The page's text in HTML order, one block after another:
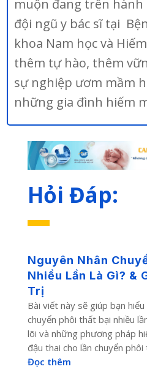
muộn đang trên
đội ngũ y bác sĩ tại
khoa Nam học và
thêm tự hào, thêm
sự nghiệp ươm mầm
những gia đình hiếm
Hỏi Đáp:
Nguyên Nhân
Nhiều Lần Là Gì? &
Trị
Bài viết này sẽ giúp bạn
chuyển phôi thất bại nhiều
lõi và những phương pháp
đậu thai cho lần chuyển
Đọc thêm